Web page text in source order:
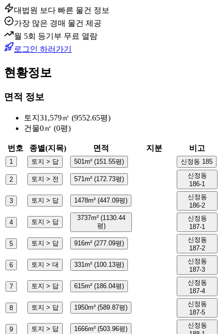
대법원 보다 빠른 물건 정보
가장 많은 경매 물건 제공
월 5회 등기부 무료 열람
로그인 하러가기
현황정보
면적 정보
토지 31,579㎡ (9552.65평)
건물0㎡ (0평)
번호 종별(지목) 면적 지분 비고
1 토지 > 답 501m² (151.55평) 신정동 185
2 토지 > 전 571m² (172.73평)
신정동
186-1
3 토지 > 답 1478m² (447.09평)
신정동
186-2
4 토지 > 답
3737m² (1130.44
평)
신정동
187-1
5 토지 > 답 916m² (277.09평)
신정동
187-2
6 토지 > 대 331m² (100.13평)
신정동
187-3
7 토지 > 답 615m² (186.04평)
신정동
187-4
8 토지 > 답 1950m² (589.87평)
신정동
187-5
9 토지 > 답 1666m² (503.96평)
신정동